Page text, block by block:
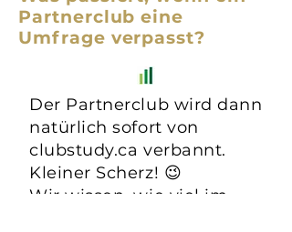
Partnerclub eine
Umfrage verpasst?
Der Partnerclub wird dann
natürlich sofort von
clubstudy.ca verbannt.
Kleiner Scherz! 😉
Wir wissen, wie viel im